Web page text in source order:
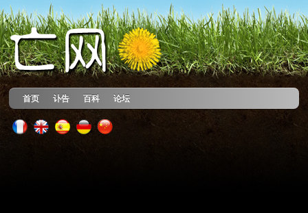
首页 讣告 百科 论坛